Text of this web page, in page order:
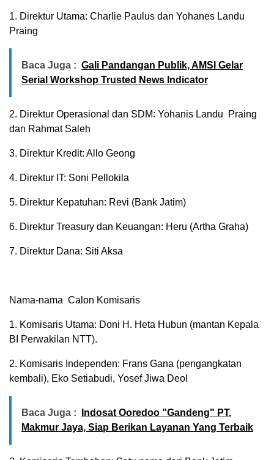
1. Direktur Utama: Charlie Paulus dan Yohanes Landu
Praing
Baca Juga : Gali Pandangan Publik, AMSI Gelar
Serial Workshop Trusted News Indicator
2. Direktur Operasional dan SDM: Yohanis Landu Praing
dan Rahmat Saleh
3. Direktur Kredit: Allo Geong
4. Direktur IT: Soni Pellokila
5. Direktur Kepatuhan: Revi (Bank Jatim)
6. Direktur Treasury dan Keuangan: Heru (Artha Graha)
7. Direktur Dana: Siti Aksa
Nama-nama Calon Komisaris
1. Komisaris Utama: Doni H. Heta Hubun (mantan Kepala
BI Perwakilan NTT).
2. Komisaris Independen: Frans Gana (pengangkatan
kembali), Eko Setiabudi, Yosef Jiwa Deol
Baca Juga :
Indosat Ooredoo "Gandeng" PT.
Makmur Jaya, Siap Berikan Layanan Yang Terbaik